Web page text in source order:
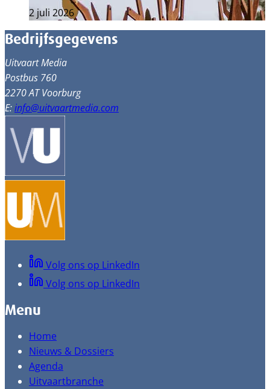
2 juli 2026
Bedrijfsgegevens
Uitvaart Media
Postbus 760
2270 AT Voorburg
E:info@uitvaartmedia.com
Volg ons op LinkedIn
Volg ons op LinkedIn
Menu
Home
Nieuws & Dossiers
Agenda
Uitvaartbranche